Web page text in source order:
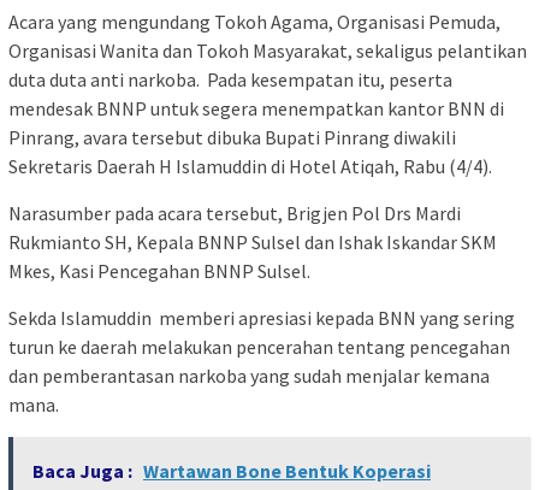
Acara yang mengundang Tokoh Agama, Organisasi Pemuda,
Organisasi Wanita dan Tokoh Masyarakat, sekaligus pelantikan
duta duta anti narkoba. Pada kesempatan itu, peserta
mendesak BNNP untuk segera menempatkan kantor BNN di
Pinrang, avara tersebut dibuka Bupati Pinrang diwakili
Sekretaris Daerah H Islamuddin di Hotel Atiqah, Rabu (4/4).
Narasumber pada acara tersebut, Brigjen Pol Drs Mardi
Rukmianto SH, Kepala BNNP Sulsel dan Ishak Iskandar SKM
Mkes, Kasi Pencegahan BNNP Sulsel.
Sekda Islamuddin memberi apresiasi kepada BNN yang sering
turun ke daerah melakukan pencerahan tentang pencegahan
dan pemberantasan narkoba yang sudah menjalar kemana
mana.
Baca Juga : Wartawan Bone Bentuk Koperasi